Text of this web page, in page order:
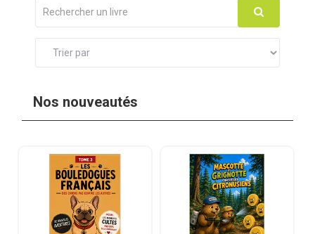
Nos nouveautés